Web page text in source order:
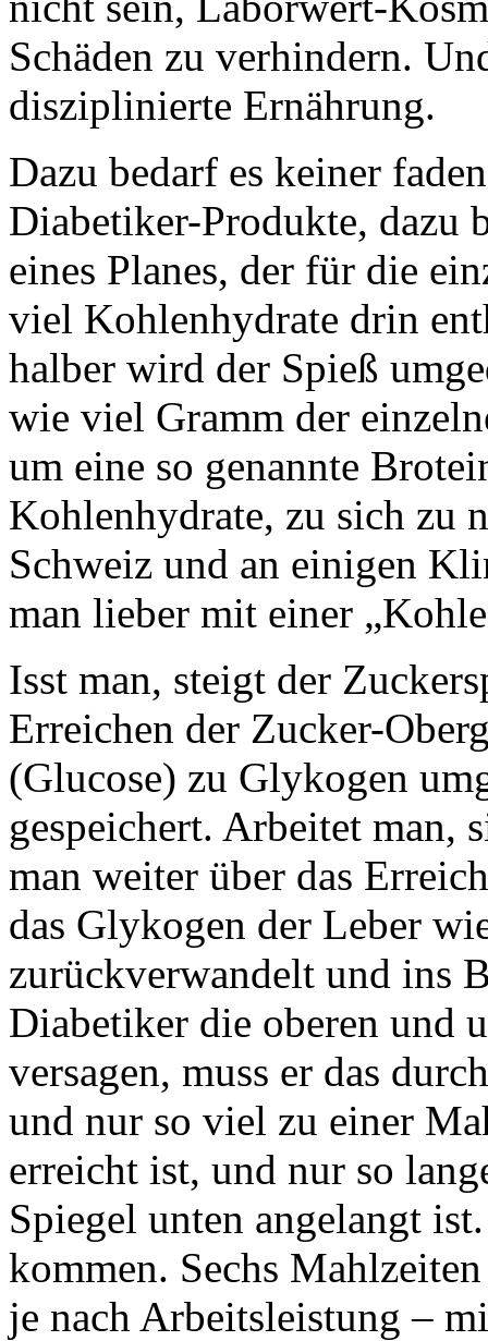
Schäden zu verhindern.
disziplinierte Ernährung.
Dazu bedarf es keiner
Diabetiker-Produkte, dazu
eines Planes, der für die
viel Kohlenhydrate drin
halber wird der Spieß
wie viel Gramm der
um eine so genannte
Kohlenhydrate, zu sich zu
Schweiz und an einigen
man lieber mit einer
Isst man, steigt der
Erreichen der Zucker-
(Glucose) zu Glykogen
gespeichert. Arbeitet man,
man weiter über das
das Glykogen der Leber
zurückverwandelt und ins
Diabetiker die oberen und
versagen, muss er das
und nur so viel zu einer
erreicht ist, und nur so
Spiegel unten angelangt
kommen. Sechs
je nach Arbeitsleistung –